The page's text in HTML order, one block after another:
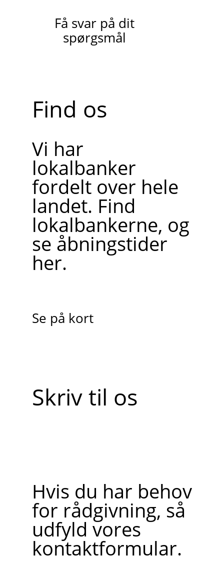
Få svar på dit
spørgsmål
Find os
Vi har
lokalbanker
fordelt over hele
landet. Find
lokalbankerne, og
se åbningstider
her.
Se på kort
Skriv til os
Hvis du har behov
for rådgivning, så
udfyld vores
kontaktformular.